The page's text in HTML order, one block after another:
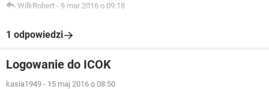
WilkRobert - 9 mar 2016 o 09:18
1 odpowiedzi
Logowanie do ICOK
kasia1949 - 15 maj 2016 o 08:50